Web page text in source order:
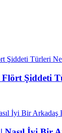
Şiddeti